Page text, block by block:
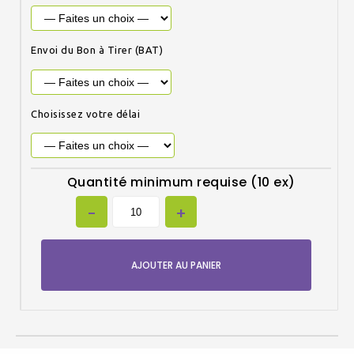
Envoi du Bon à Tirer (BAT)
Choisissez votre délai
Quantité minimum requise (10 ex)
AJOUTER AU PANIER